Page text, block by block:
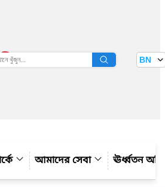
তথ্য বাতায়ন BN
আমাদের সেবা ঊর্ধ্বতন